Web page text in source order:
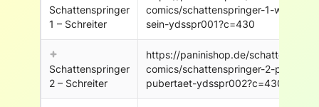
Schattenspringer
1 – Schreiter
comics/schattenspringer-1-wie-es-
sein-ydsspr001?c=430
Schattenspringer
2 – Schreiter
https://paninishop.de/
comics/schattenspringer-2-per-
pubertaet-ydsspr002?c=430